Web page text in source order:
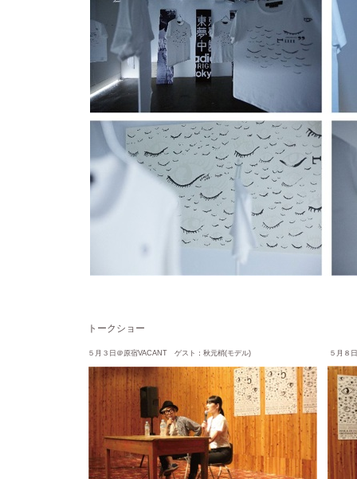
トークショー
５月３日＠原宿VACANT ゲスト：秋元梢(モデル) ５月８